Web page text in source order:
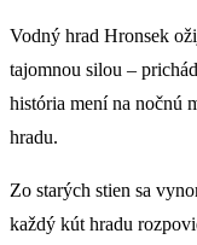
Vodný hrad Hronsek
tajomnou silou –
história mení na nočnú
hradu.
Zo starých stien sa
každý kút hradu